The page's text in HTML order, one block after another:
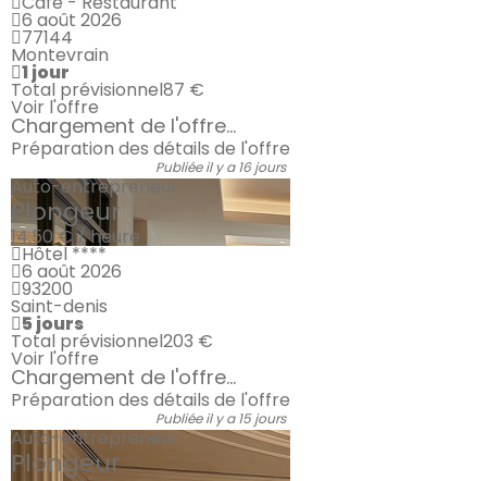
6 août 2026
77144
Montevrain
1 jour
Total prévisionnel87 €
Voir l'offre
Chargement de l'offre...
Préparation des détails de l'offre
Publiée il y a 16 jours
Auto-entrepreneur
Plongeur
14.50 € / heure
Hôtel ****
6 août 2026
93200
Saint-denis
5 jours
Total prévisionnel203 €
Voir l'offre
Chargement de l'offre...
Préparation des détails de l'offre
Publiée il y a 15 jours
Auto-entrepreneur
Plongeur